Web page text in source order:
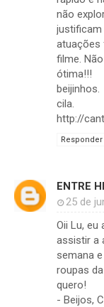
não
justificam
atuações
filme.
ótima!!!
beijinhos.
cila.
http://
Responder
ENTRE
25 de
Oii Lu,
assistir a
semana
roupas
quero!
- Beijos,